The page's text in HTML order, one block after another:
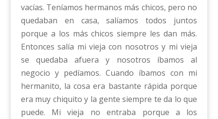
vacías. Teníamos hermanos más chicos, pero no
quedaban en casa, salíamos todos juntos
porque a los más chicos siempre les dan más.
Entonces salía mi vieja con nosotros y mi vieja
se quedaba afuera y nosotros íbamos al
negocio y pedíamos. Cuando íbamos con mi
hermanito, la cosa era bastante rápida porque
era muy chiquito y la gente siempre te da lo que
puede. Mi vieja no entraba porque a los